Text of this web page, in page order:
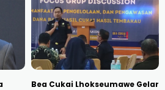
Bea Cukai Lhokseumawe Gelar